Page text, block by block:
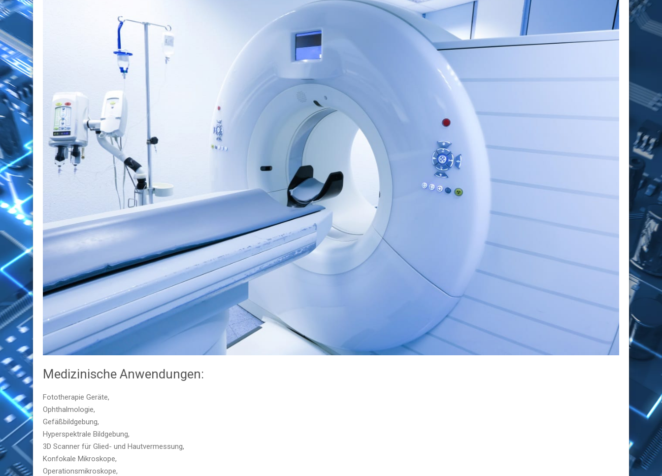
Medizinische Anwendungen:
Fototherapie Geräte,
Ophthalmologie,
Gefäßbildgebung,
Hyperspektrale Bildgebung,
3D Scanner für Glied- und Hautvermessung,
Konfokale Mikroskope,
Operationsmikroskope,